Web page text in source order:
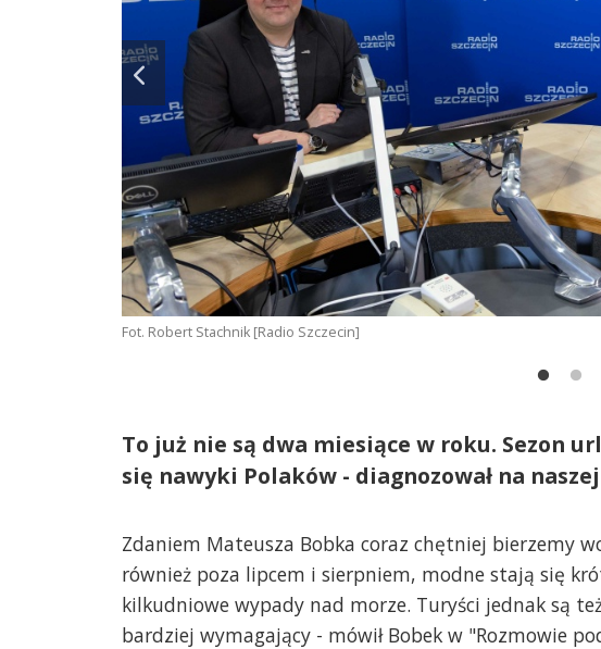
Fot. Robert Stachnik [Radio Szczecin]
To już nie są dwa miesiące w roku. Sezon
się nawyki Polaków - diagnozował na
Zdaniem Mateusza Bobka coraz chętniej bierzemy
również poza lipcem i sierpniem, modne stają się
kilkudniowe wypady nad morze. Turyści jednak są
bardziej wymagający - mówił Bobek w "Rozmowie